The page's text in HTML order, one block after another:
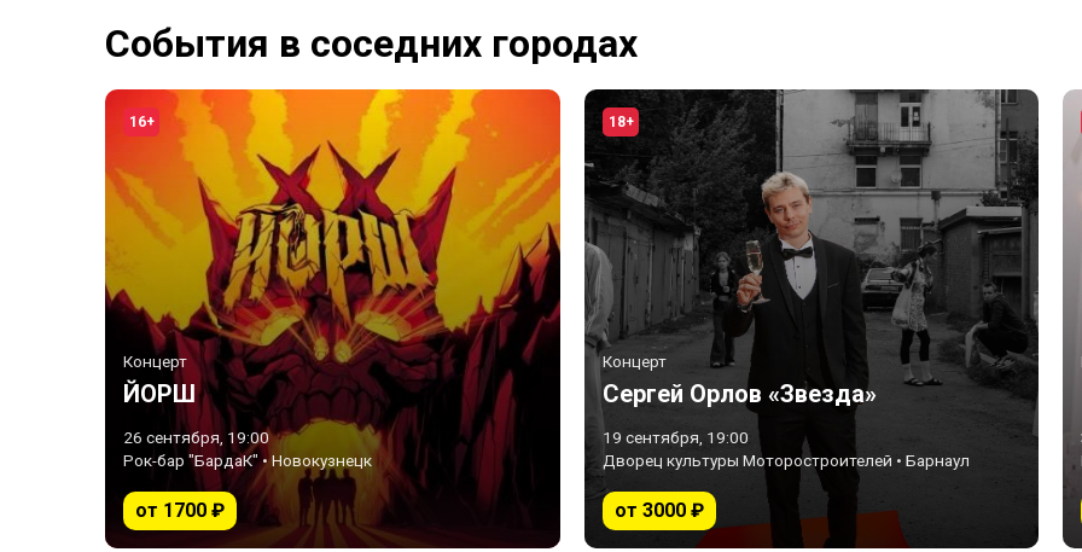
События в соседних городах
16+
Концерт
ЙОРШ
26 сентября, 19:00
Рок-бар "БардаК" • Новокузнецк
от 1700 ₽
18+
Концерт
Сергей Орлов «Звезда»
19 сентября, 19:00
Дворец культуры Моторостроителей • Барнаул
от 3000 ₽